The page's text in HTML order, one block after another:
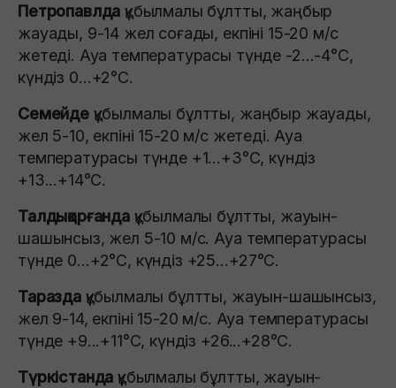
Петропавлдақұбылмалы бұлтты, жаңбыр
жауады, 9-14 жел соғады, екпіні 15-20 м/с
жетеді. Ауа температурасы түнде -2…-4°C,
күндіз 0…+2°C.
Семейде құбылмалы бұлтты, жаңбыр жауады,
жел 5-10, екпіні 15-20 м/с жетеді. Ауа
температурасы түнде +1...+3°C, күндіз
+13...+14°C.
Талдықорғанда құбылмалы бұлтты, жауын-
шашынсыз, жел 5-10 м/с. Ауа температурасы
түнде 0…+2°C, күндіз +25…+27°C.
Таразда құбылмалы бұлтты, жауын-шашынсыз,
жел 9-14, екпіні 15-20 м/с. Ауа температурасы
түнде +9...+11°C, күндіз +26...+28°C.
Түркістандақұбылмалы бұлтты, жауын-